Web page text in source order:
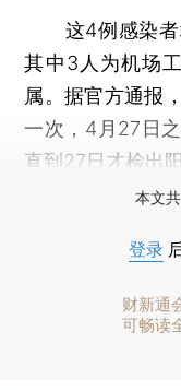
这4例感染者
其中3人为机场
属。据官方通报
一次，4月27日
直到27日才检出阳
本文
登录
财新通
可畅读